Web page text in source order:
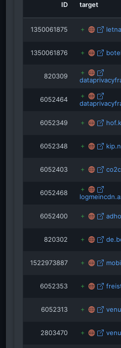
isRefOflamancha-hof.de
ID target
1350061875
1350061876
820309
6052464
6052349
6052348
6052403
6052468
6052400
820302
1522973887
6052353
6052313
2803470